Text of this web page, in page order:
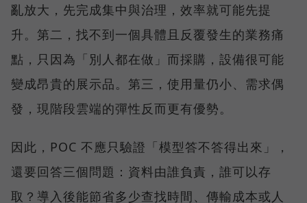
亂放大，先完成集中與治理，效率就可能先提
升。第二，找不到一個具體且反覆發生的業務痛
點，只因為「別人都在做」而採購，設備很可能
變成昂貴的展示品。第三，使用量仍小、需求偶
發，現階段雲端的彈性反而更有優勢。
因此，POC 不應只驗證「模型答不答得出來」，
還要回答三個問題：資料由誰負責，誰可以存
取？導入後能節省多少查找時間、傳輸成本或人